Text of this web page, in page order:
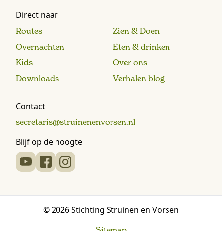
Direct naar
Routes
Zien & Doen
Overnachten
Eten & drinken
Kids
Over ons
Downloads
Verhalen blog
Contact
secretaris@struinenenvorsen.nl
Blijf op de hoogte
© 2026 Stichting Struinen en Vorsen